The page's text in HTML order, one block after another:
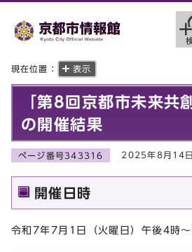
現在位置： 表示
「第8回京都市未来共
の開催結果
ページ番号343316 2025年8月14日
開催日時
令和7年7月1日（火曜日）午後4時